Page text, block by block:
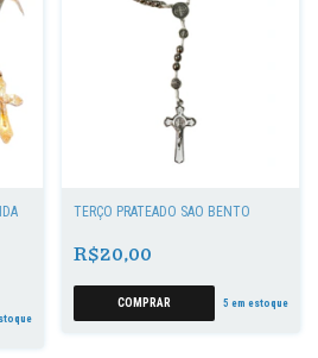
TERÇO PRATEADO SÃO BENTO
R$20,00
5 em estoque